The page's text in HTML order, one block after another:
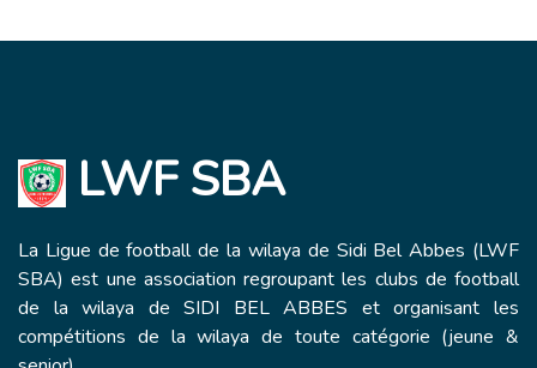
LWF SBA
La Ligue de football de la wilaya de Sidi Bel Abbes (LWF
SBA) est une association regroupant les clubs de football
de la wilaya de SIDI BEL ABBES et organisant les
compétitions de la wilaya de toute catégorie (jeune &